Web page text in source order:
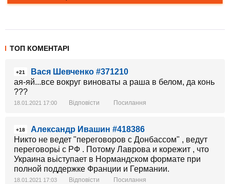
ТОП КОМЕНТАРІ
+21
Вася Шевченко #371210
ая-яй...все вокруг виноваты а раша в белом, да конь
???
18.01.2021 17:00 Відповісти Посилання
+18
Александр Ивашин #418386
Никто не ведет "переговоров с Донбассом" , ведут
переговорьі с РФ . Потому Лаврова и корежит , что
Украина вьіступает в Нормандском формате при
полной поддержке Франции и Германии.
18.01.2021 17:03 Відповісти Посилання